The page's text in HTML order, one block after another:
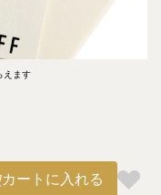
えます
カートに入れる